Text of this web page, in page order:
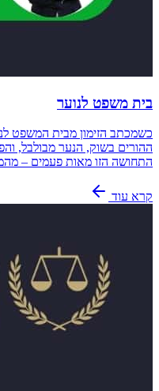
בית משפט לנוער
כשמכתב הזימון מבית המשפט
ההורים בשוק, הנער מבולבל,
התחושה הזו מאות פעמים –
קרא עוד